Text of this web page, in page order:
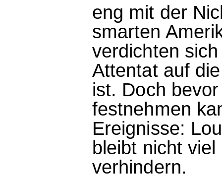
eng mit der
smarten
verdichten
Attentat auf
ist. Doch
festnehmen
Ereignisse:
bleibt nicht
verhindern.